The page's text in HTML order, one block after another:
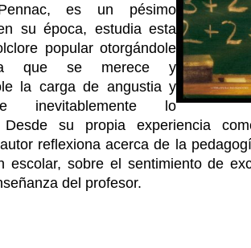
es un pésimo
su época, estudia esta
popular otorgándole
que se merece y
la carga de angustia y
inevitablemente lo
Desde su propia experiencia
reflexiona acerca de la
escolar, sobre el sentimiento de
del profesor.